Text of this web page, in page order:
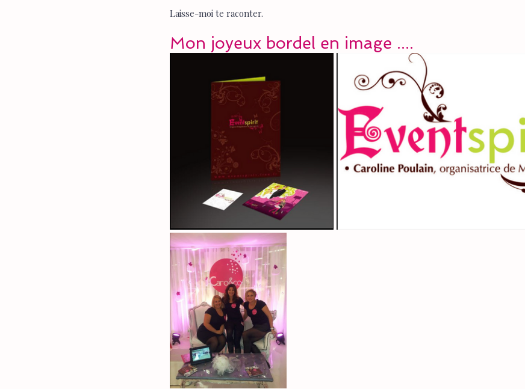
Laisse-moi te raconter.
Mon joyeux bordel en image ....